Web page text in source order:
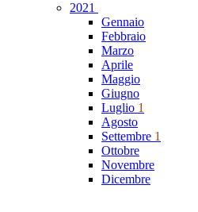
2021
Gennaio
Febbraio
Marzo
Aprile
Maggio
Giugno
Luglio 1
Agosto
Settembre 1
Ottobre
Novembre
Dicembre